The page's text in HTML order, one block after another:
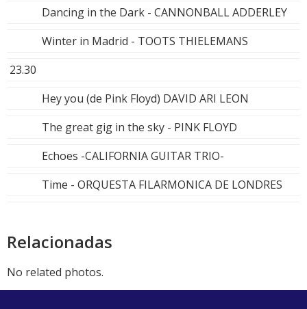
Dancing in the Dark - CANNONBALL ADDERLEY
Winter in Madrid - TOOTS THIELEMANS
23.30
Hey you (de Pink Floyd) DAVID ARI LEON
The great gig in the sky - PINK FLOYD
Echoes -CALIFORNIA GUITAR TRIO-
Time - ORQUESTA FILARMONICA DE LONDRES
Relacionadas
No related photos.